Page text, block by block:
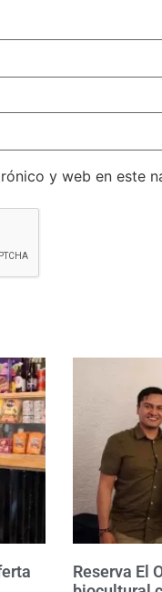
y web en este
Reserva El